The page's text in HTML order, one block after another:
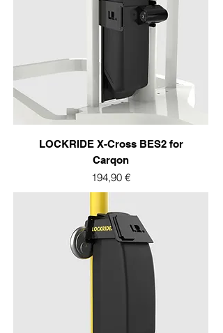
LOCKRIDE X-Cross BES2 for
Carqon
Prix
194,90 €